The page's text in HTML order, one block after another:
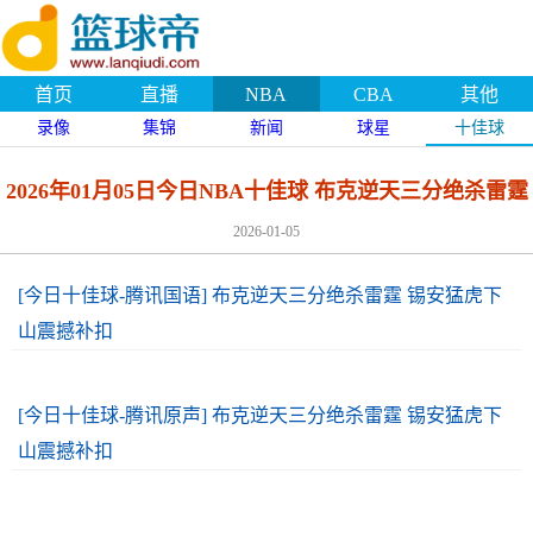
首页 直播 NBA CBA 其他
录像 集锦 新闻 球星 十佳球
2026年01月05日今日NBA十佳球 布克逆天三分绝杀雷霆
2026-01-05
[今日十佳球-腾讯国语] 布克逆天三分绝杀雷霆 锡安猛虎下
山震撼补扣
[今日十佳球-腾讯原声] 布克逆天三分绝杀雷霆 锡安猛虎下
山震撼补扣